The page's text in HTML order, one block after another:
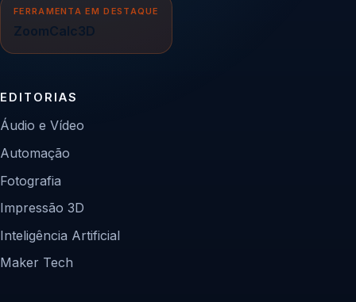
FERRAMENTA EM DESTAQUE
ZoomCalc3D
EDITORIAS
Áudio e Vídeo
Automação
Fotografia
Impressão 3D
Inteligência Artificial
Maker Tech